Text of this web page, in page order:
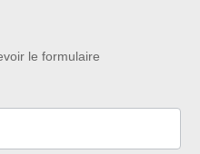
le formulaire